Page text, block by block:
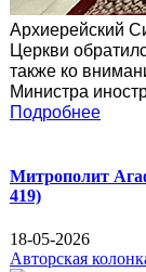
Архиерейский
Церкви
также ко
Министра
Подробнее
Митрополит
419)
18-05-2026
Авторская